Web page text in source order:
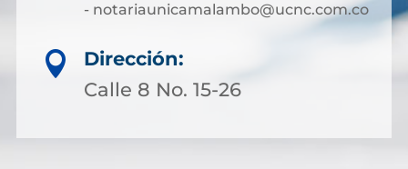
- notariaunicamalambo@ucnc.com.co

Dirección:
Calle 8 No. 15-26